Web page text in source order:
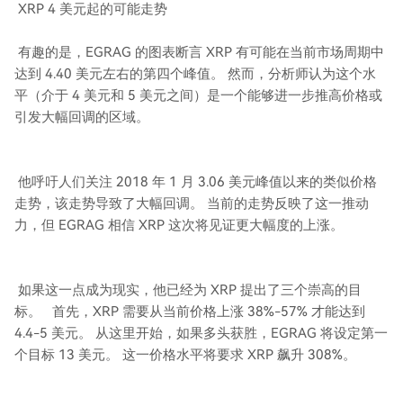
XRP 4 美元起的可能走势
有趣的是，EGRAG 的图表断言 XRP 有可能在当前市场周期中
达到 4.40 美元左右的第四个峰值。 然而，分析师认为这个水
平（介于 4 美元和 5 美元之间）是一个能够进一步推高价格或
引发大幅回调的区域。
他呼吁人们关注 2018 年 1 月 3.06 美元峰值以来的类似价格
走势，该走势导致了大幅回调。 当前的走势反映了这一推动
力，但 EGRAG 相信 XRP 这次将见证更大幅度的上涨。
如果这一点成为现实，他已经为 XRP 提出了三个崇高的目
标。 首先，XRP 需要从当前价格上涨 38%-57% 才能达到
4.4-5 美元。 从这里开始，如果多头获胜，EGRAG 将设定第一
个目标 13 美元。 这一价格水平将要求 XRP 飙升 308%。